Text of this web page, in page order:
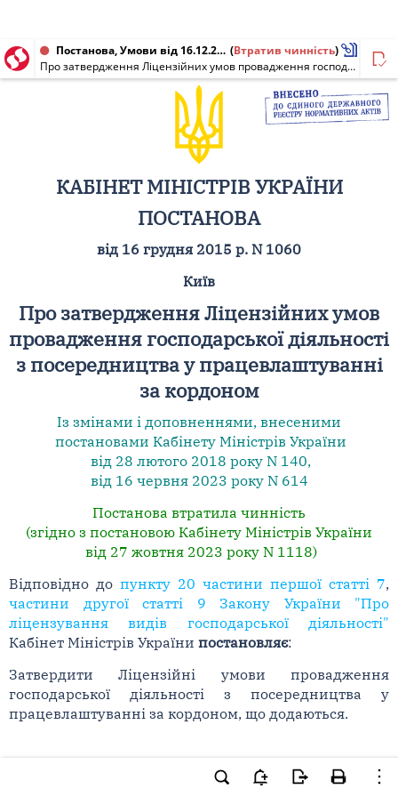
Постанова, Умови від 16.12.2015 № 1060 (Втратив чинність)
Про затвердження Ліцензійних умов провадження господарської діяльності з посередництва у працевлаштуванні за кордоном